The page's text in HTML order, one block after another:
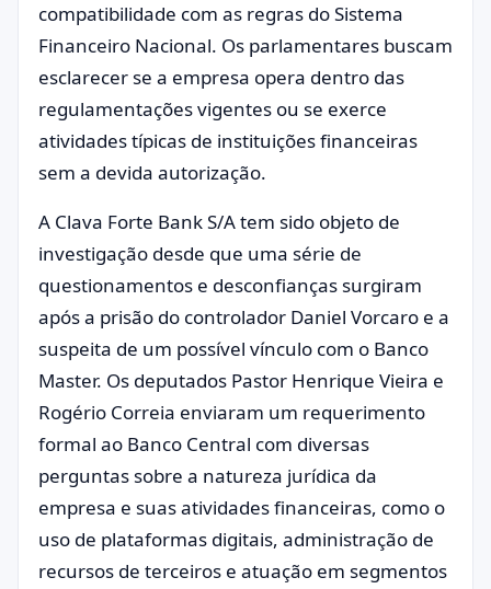
compatibilidade com as regras do Sistema
Financeiro Nacional. Os parlamentares buscam
esclarecer se a empresa opera dentro das
regulamentações vigentes ou se exerce
atividades típicas de instituições financeiras
sem a devida autorização.
A Clava Forte Bank S/A tem sido objeto de
investigação desde que uma série de
questionamentos e desconfianças surgiram
após a prisão do controlador Daniel Vorcaro e a
suspeita de um possível vínculo com o Banco
Master. Os deputados Pastor Henrique Vieira e
Rogério Correia enviaram um requerimento
formal ao Banco Central com diversas
perguntas sobre a natureza jurídica da
empresa e suas atividades financeiras, como o
uso de plataformas digitais, administração de
recursos de terceiros e atuação em segmentos